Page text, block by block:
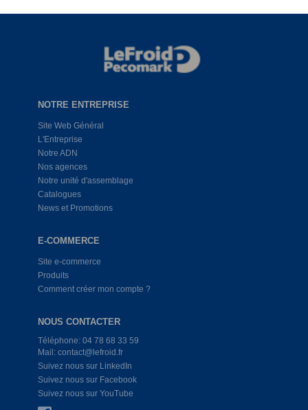
NOTRE ENTREPRISE
Site Web Général
L'Entreprise
Notre ADN
Nos agences
Notre unité d'assemblage
Catalogues
News et Promotions
E-COMMERCE
Site e-commerce
Produits
Comment créer mon compte ?
NOUS CONTACTER
Téléphone: 04 78 68 33 59
Mail: contact@lefroid.fr
Suivez nous sur LinkedIn
Suivez nous sur Facebook
Suivez nous sur YouTube